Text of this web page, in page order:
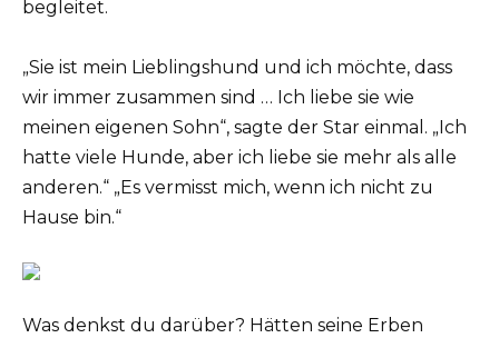
begleitet.
„Sie ist mein Lieblingshund und ich möchte, dass
wir immer zusammen sind … Ich liebe sie wie
meinen eigenen Sohn“, sagte der Star einmal. „Ich
hatte viele Hunde, aber ich liebe sie mehr als alle
anderen.“ „Es vermisst mich, wenn ich nicht zu
Hause bin.“
Was denkst du darüber? Hätten seine Erben